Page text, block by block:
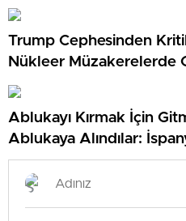
Trump Cephesinden
Nükleer Müzakerelerde
Ablukayı Kırmak İçin
Ablukaya Alındılar: